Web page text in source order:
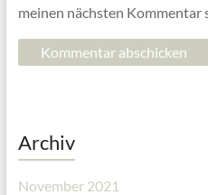
meinen nächsten Kommentar
Archiv
November 2021